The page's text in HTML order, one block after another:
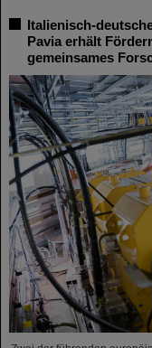
Italienisch-
Pavia erhält
gemeinsames